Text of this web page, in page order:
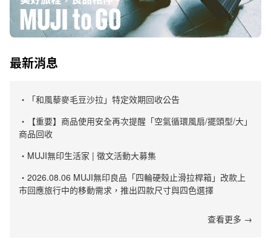
最新消息
・「和風藜麥毛豆沙拉」特定效期回收公告
・【重要】商品使用安全再次提醒「空氣循環風扇/擺頭型/大」
商品回收
・MUJI無印生活家 | 徵文活動大募集
・2026.08.06 MUJI無印良品「四輪硬殼止滑拉桿箱」改款上
市回應旅行中的移動需求，推出四款尺寸與四色選擇
查看更多 →